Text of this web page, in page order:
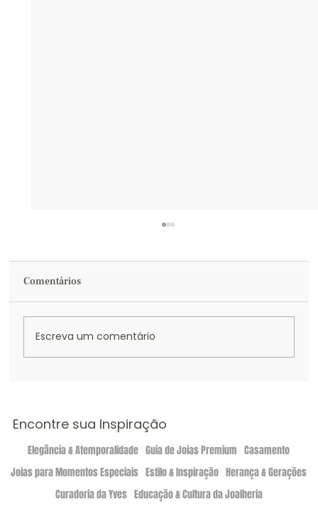
Comentários
Escreva um comentário
Encontre sua Inspiração
Elegância & Atemporalidade Guia de Joias Premium Casamento
Joias para Momentos Especiais Estilo & Inspiração Herança & Gerações
Curadoria da Yves Educação & Cultura da Joalheria